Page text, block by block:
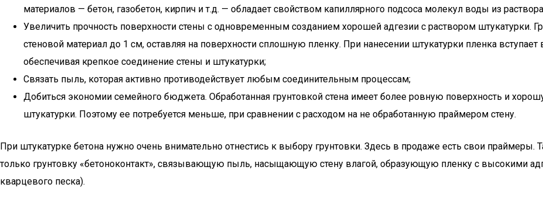
материалов — бетон, газобетон, кирпич и т.д. — обладает свойством капиллярного подсоса молекул воды из
Увеличить прочность поверхности стены с одновременным созданием хорошей адгезии с раствором штукатурки.
стеновой материал до 1 см, оставляя на поверхности сплошную пленку. При нанесении штукатурки пленка
обеспечивая крепкое соединение стены и штукатурки;
Связать пыль, которая активно противодействует любым соединительным процессам;
Добиться экономии семейного бюджета. Обработанная грунтовкой стена имеет более ровную поверхность и
штукатурки. Поэтому ее потребуется меньше, при сравнении с расходом на не обработанную праймером стену.
При штукатурке бетона нужно очень внимательно отнестись к выбору грунтовки. Здесь в продаже есть свои праймеры.
только грунтовку «бетоноконтакт», связывающую пыль, насыщающую стену влагой, образующую пленку с высокими
кварцевого песка).